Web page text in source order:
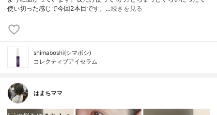
使い切った感じで今回2本目です。…続きを見る
shimaboshi(シマボシ)
コレクティブアイセラム
はまちママ